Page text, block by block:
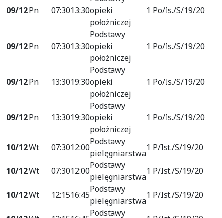
09/12Pn 07:3013:30opieki
położniczej
1 Po/Is./S/19/20
09/12Pn 07:3013:30
Podstawy
opieki
położniczej
1 Po/Is./S/19/20
09/12Pn 13:3019:30
Podstawy
opieki
położniczej
1 Po/Is./S/19/20
09/12Pn 13:3019:30
Podstawy
opieki
położniczej
1 Po/Is./S/19/20
10/12Wt 07:3012:00
Podstawy
pielęgniarstwa
1 P/Ist./S/19/20
10/12Wt 07:3012:00
Podstawy
pielęgniarstwa
1 P/Ist./S/19/20
10/12Wt 12:1516:45
Podstawy
pielęgniarstwa
1 P/Ist./S/19/20
Podstawy